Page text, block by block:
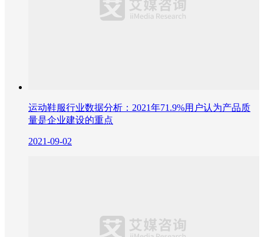
运动鞋服行业数据分析：2021年71.9%用户认为产品质
量是企业建设的重点
2021-09-02